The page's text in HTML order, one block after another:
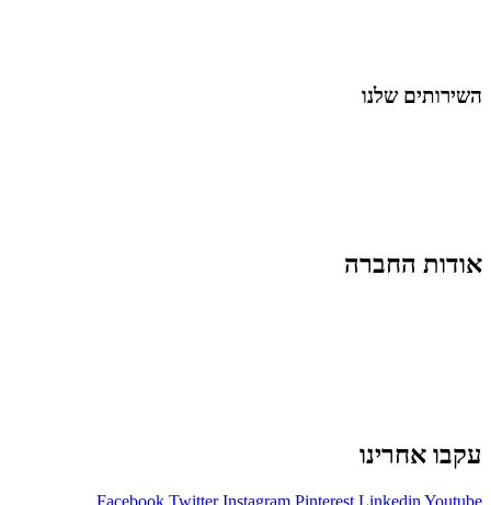
השירותים שלנו
אודות החברה
עקבו אחרינו